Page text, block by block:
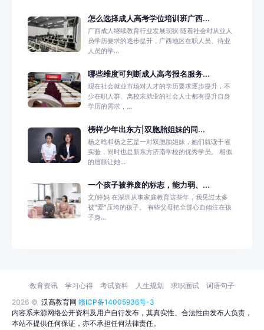
怎么选择成人高考学位培训班广西...
广西成人继续教育行业发展现状 随着社会对从业人
员学历要求的逐步提升，广西地区在职人员、待业
人员的学...
哪些维度可判断成人高考报名服务...
现在社会就业市场对人才的学历要求逐步提升，不
少在职人群、离校未就业的社会人士都有提升自身
学历的需求，...
榜样少年出东方|双胞胎姐妹的同...
杨之晗和杨之艺是一对双胞胎姐妹，她们就读于省
实验，同时也是新东方济南学校的优秀学员。 相似
的眉眼让她...
一个孩子被养废的标志，能力弱、...
文/婷妈 在深圳从事家庭教育这些年，我见过太多
被"爱"压垮的孩子。 有些父母把全部心血倾注在孩
子身...
2026 © 汉高教育网 赣ICP备14005936号-3
内容系来源网络公开资料及用户自行发布，其真实性、合法性由发布人负责，
本站不提供任何保证，亦不承担任何法律责任。
教育资讯 学习心得 考试资料 人生规划 求职面试 词语句子